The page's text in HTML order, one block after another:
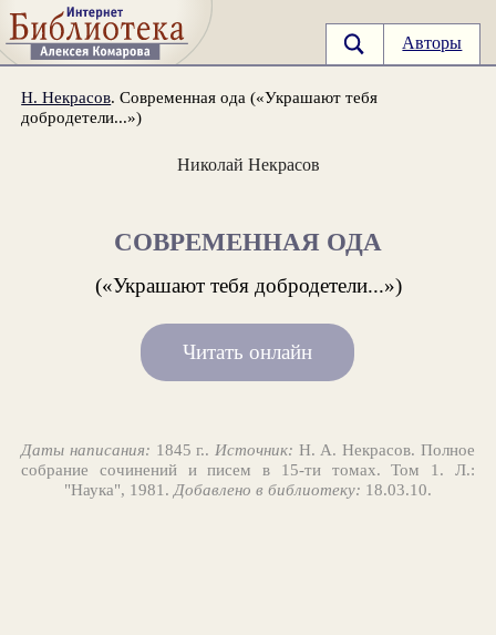
Авторы
Н. Некрасов. Современная ода («Украшают тебя
добродетели...»)
Николай Некрасов
СОВРЕМЕННАЯ ОДА
(«Украшают тебя добродетели...»)
Читать онлайн
Даты написания: 1845 г.. Источник: Н. А. Некрасов. Полное
собрание сочинений и писем в 15-ти томах. Том 1. Л.:
"Наука", 1981. Добавлено в библиотеку: 18.03.10.